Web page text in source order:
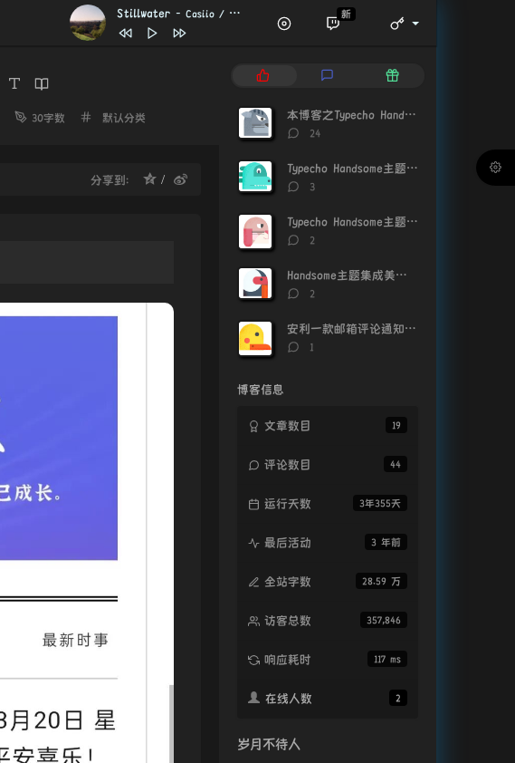
Stillwater - Casiio / Slo Loris
3 Boots on Rocks Grisp
Casiio / Slo Loris
9 Morgon Goson / Kust
Takeo / qtsal
新
30字数
分默认分类
分享到：
热
文
评
随
文本博客之Typecho Handsome主题美化记录
评
数：
24
Typecho Handsome主题点赞神器
评
数：
3
Typecho Handsome主题文章页面包屑导航优化
评
数：
2
Handsome主题集成美化插件-Pretty_for_handsome
评
数：
2
安利一款邮箱评论通知插件CommentToMail
评1
博客信息
19
文章数目
44
评论数目
3年355天
运行天数
3 年前
最后活动
28.59 万
全站字数
357,846
访客总数
117 ms
响应耗时
2
在线人数
岁月不待人